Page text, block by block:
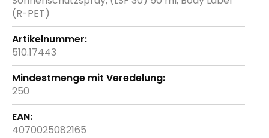
(R-PET)
510.17443
250
4070025082165